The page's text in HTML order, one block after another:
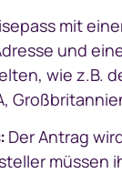
mit
und
wie z.B.
Der Antrag
müssen